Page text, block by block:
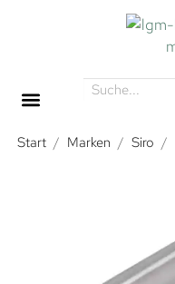
Start / Marken / Siro /